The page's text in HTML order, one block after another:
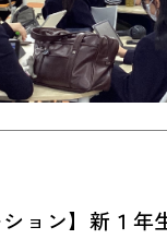
ション】新１年